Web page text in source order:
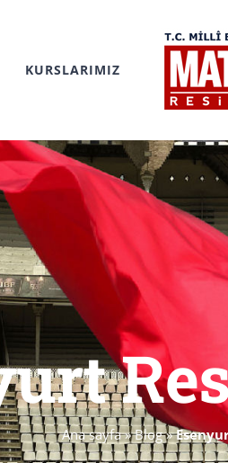
KURSLARIMIZ
Ana sayfa»Blog»